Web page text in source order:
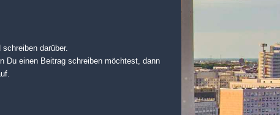
darüber.
Du einen Beitrag schreiben möchtest, dann